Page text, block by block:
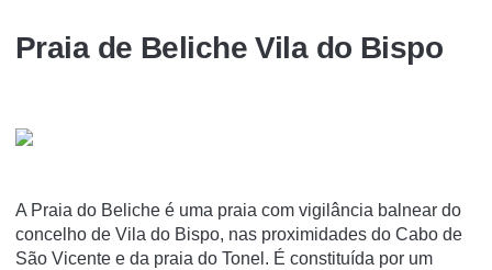
Praia de Beliche Vila do Bispo
A Praia do Beliche é uma praia com vigilância balnear do
concelho de Vila do Bispo, nas proximidades do Cabo de
São Vicente e da praia do Tonel. É constituída por um